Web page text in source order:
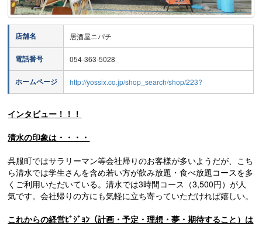
店舗名 居酒屋ニパチ
電話番号 054-363-5028
ホームページ http://yossix.co.jp/shop_search/shop/223?
インタビュー！！！
清水の印象は・・・・
呉服町ではサラリーマン等会社帰りのお客様が多いようだが、こち
ら清水では学生さんを含め若い方が飲み放題・食べ放題コースを多
くご利用いただいている。清水では3時間コース（3,500円）が人
気です。会社帰りの方にも気軽に立ち寄っていただければ嬉しい。
これからの経営ﾋﾞｼﾞｮﾝ（計画・予定・理想・夢・期待すること）は